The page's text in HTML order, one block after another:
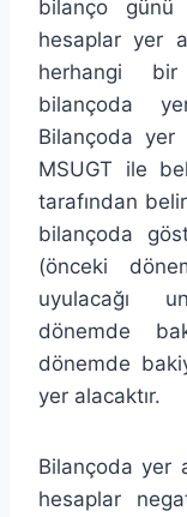
bilanço
hesaplar yer
herhangi
bilançoda
Bilançoda yer
MSUGT ile
tarafından
bilançoda
(önceki
uyulacağı
dönemde
dönemde
yer alacaktır.
Bilançoda yer
hesaplar